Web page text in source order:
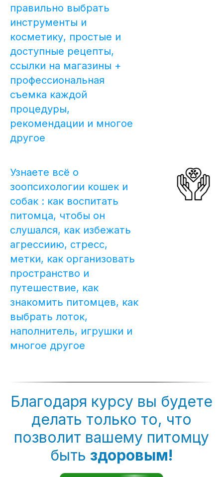
правильно выбрать
инструменты и
косметику, простые и
доступные рецепты,
ссылки на магазины +
профессиональная
съемка каждой
процедуры,
рекомендации и многое
другое
Узнаете всё о
зоопсихологии кошек и
собак : как воспитать
питомца, чтобы он
слушался, как избежать
агрессиию, стресс,
метки, как организовать
пространство и
путешествие, как
знакомить питомцев, как
выбрать лоток,
наполнитель, игрушки и
многое другое
Благодаря курсу вы будете
делать только то, что
позволит вашему питомцу
быть здоровым!